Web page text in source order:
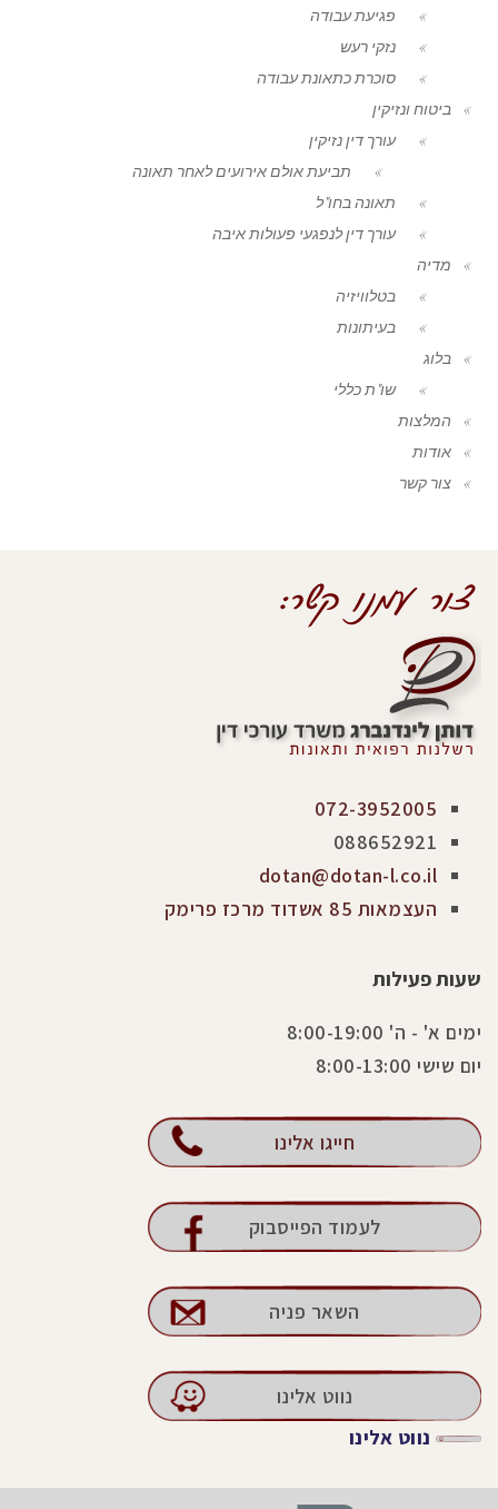
פגיעת עבודה
נזקי רעש
סוכרת כתאונת עבודה
ביטוח ונזיקין
עורך דין נזיקין
תביעת אולם אירועים לאחר תאונה
תאונה בחו"ל
עורך דין לנפגעי פעולות איבה
מדיה
בטלוויזיה
בעיתונות
בלוג
שו"ת כללי
המלצות
אודות
צור קשר
072-3952005
088652921
dotan@dotan-l.co.il
העצמאות 85 אשדוד מרכז פרימק
שעות פעילות
ימים א' - ה' 8:00-19:00
יום שישי 8:00-13:00
חייגו אלינו
לעמוד הפייסבוק
השאר פניה
נווט אלינו
נווט אלינו